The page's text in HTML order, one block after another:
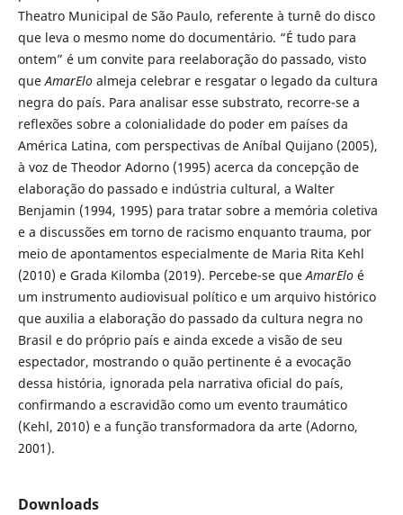
Theatro Municipal de São Paulo, referente à turnê do disco
que leva o mesmo nome do documentário. “É tudo para
ontem” é um convite para reelaboração do passado, visto
que AmarElo almeja celebrar e resgatar o legado da cultura
negra do país. Para analisar esse substrato, recorre-se a
reflexões sobre a colonialidade do poder em países da
América Latina, com perspectivas de Aníbal Quijano (2005),
à voz de Theodor Adorno (1995) acerca da concepção de
elaboração do passado e indústria cultural, a Walter
Benjamin (1994, 1995) para tratar sobre a memória coletiva
e a discussões em torno de racismo enquanto trauma, por
meio de apontamentos especialmente de Maria Rita Kehl
(2010) e Grada Kilomba (2019). Percebe-se que AmarElo é
um instrumento audiovisual político e um arquivo histórico
que auxilia a elaboração do passado da cultura negra no
Brasil e do próprio país e ainda excede a visão de seu
espectador, mostrando o quão pertinente é a evocação
dessa história, ignorada pela narrativa oficial do país,
confirmando a escravidão como um evento traumático
(Kehl, 2010) e a função transformadora da arte (Adorno,
2001).
Downloads